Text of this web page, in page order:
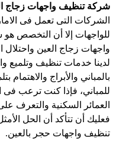
شركة تنظيف واجهات زجاج
الشركات التى تعمل فى
للواجهات إلا أن التخصص
واجهات زجاج العين واحتلال
لدينا خدمات تنظيف وتلميع
بالمباني والأبراج والاهتمام
للمباني، فإذا كنت ترعب
العمائر السكنية
فعليك أن تتأكد أن الحل
تنظيف واجهات حجر بالعين.